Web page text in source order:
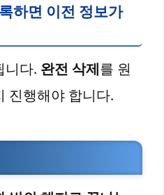
하면 이전 정보가
니다. 완전 삭제를 원
진행해야 합니다.